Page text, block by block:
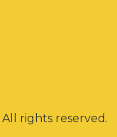
All rights reserved.